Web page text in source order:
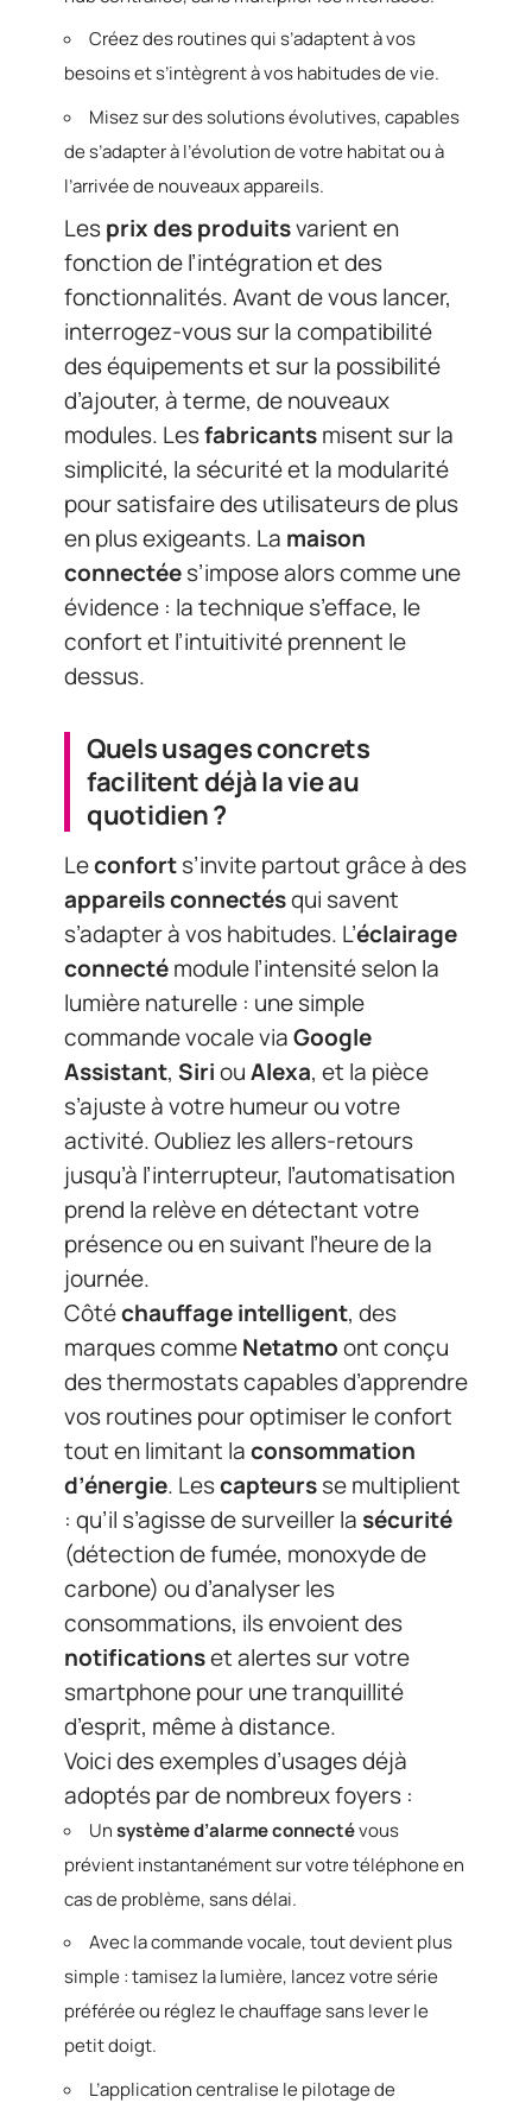
Créez des routines qui s’adaptent à vos
besoins et s’intègrent à vos habitudes de vie.
Misez sur des solutions évolutives, capables
de s’adapter à l’évolution de votre habitat ou à
l’arrivée de nouveaux appareils.
Lesprix des produitsvarient en
fonction de l’intégration et des
fonctionnalités. Avant de vous lancer,
interrogez-vous sur la compatibilité
des équipements et sur la possibilité
d’ajouter, à terme, de nouveaux
modules. Lesfabricantsmisent sur la
simplicité, la sécurité et la modularité
pour satisfaire des utilisateurs de plus
en plus exigeants. La maison
connectées’impose alors comme une
évidence : la technique s’efface, le
confort et l’intuitivité prennent le
dessus.
Quels usages concrets
facilitent déjà la vie au
quotidien ?
Leconforts’invite partout grâce à des
appareils connectésqui savent
s’adapter à vos habitudes. L’éclairage
connectémodule l’intensité selon la
lumière naturelle : une simple
commande vocale viaGoogle
Assistant, SiriouAlexa, et la pièce
s’ajuste à votre humeur ou votre
activité. Oubliez les allers-retours
jusqu’à l’interrupteur, l’automatisation
prend la relève en détectant votre
présence ou en suivant l’heure de la
journée.
Côtéchauffage intelligent, des
marques commeNetatmoont conçu
des thermostats capables d’apprendre
vos routines pour optimiser le confort
tout en limitant laconsommation
d’énergie. Lescapteursse multiplient
: qu’il s’agisse de surveiller la sécurité
(détection de fumée, monoxyde de
carbone) ou d’analyser les
consommations, ils envoient des
notificationset alertes sur votre
smartphone pour une tranquillité
d’esprit, même à distance.
Voici des exemples d’usages déjà
adoptés par de nombreux foyers :
Unsystème d’alarme connectévous
prévient instantanément sur votre téléphone en
cas de problème, sans délai.
Avec la commande vocale, tout devient plus
simple : tamisez la lumière, lancez votre série
préférée ou réglez le chauffage sans lever le
petit doigt.
L’application centralise le pilotage de